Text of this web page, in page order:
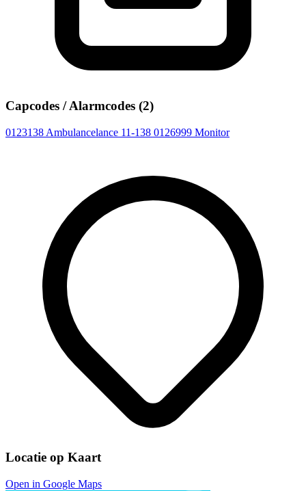
Capcodes / Alarmcodes (2)
0123138 Ambulancelance 11-138 0126999 Monitor
Locatie op Kaart
Open in Google Maps